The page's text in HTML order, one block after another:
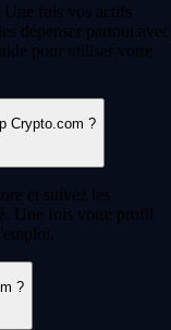
Une fois vos actifs
dépenser partout avec
pour utiliser votre
Crypto.com ?
et suivez les
Une fois votre profil
?